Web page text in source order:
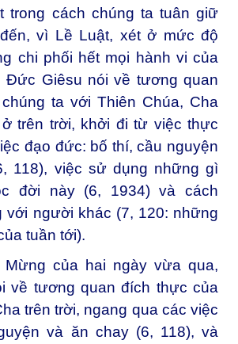
trong cách chúng ta tuân giữ
vì Lề Luật, xét ở mức độ
chi phối hết mọi hành vi của
Đức Giêsu nói về tương quan
ta với Thiên Chúa, Cha
trên trời, khởi đi từ việc thực
đạo đức: bố thí, cầu nguyện
118), việc sử dụng những gì
đời này (6, 1934) và cách
với người khác (7, 120: những
tuần tới).
Mừng của hai ngày vừa qua,
về tương quan đích thực của
trên trời, ngang qua các việc
và ăn chay (6, 118), và